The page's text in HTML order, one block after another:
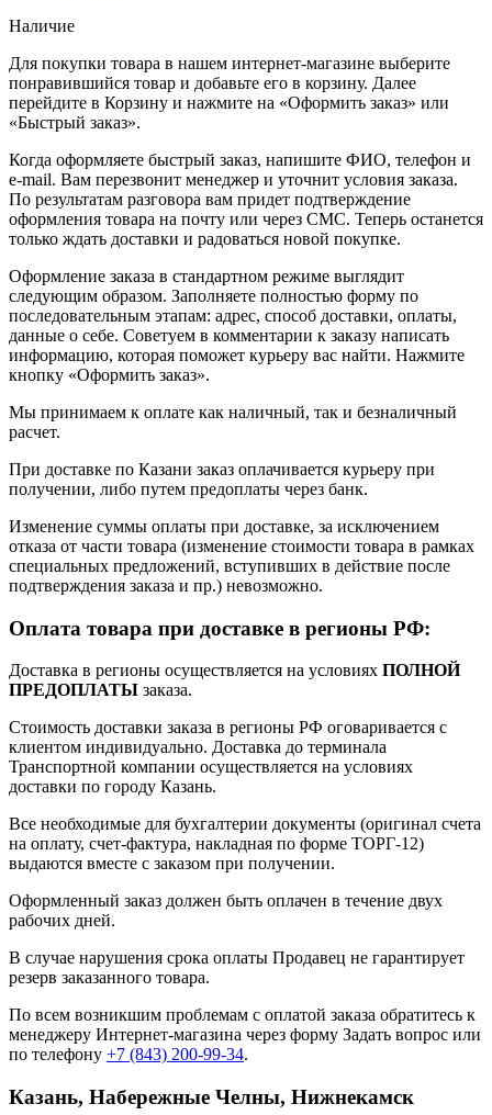
Наличие
Для покупки товара в нашем интернет-магазине выберите
понравившийся товар и добавьте его в корзину. Далее
перейдите в Корзину и нажмите на «Оформить заказ» или
«Быстрый заказ».
Когда оформляете быстрый заказ, напишите ФИО, телефон и
e-mail. Вам перезвонит менеджер и уточнит условия заказа.
По результатам разговора вам придет подтверждение
оформления товара на почту или через СМС. Теперь останется
только ждать доставки и радоваться новой покупке.
Оформление заказа в стандартном режиме выглядит
следующим образом. Заполняете полностью форму по
последовательным этапам: адрес, способ доставки, оплаты,
данные о себе. Советуем в комментарии к заказу написать
информацию, которая поможет курьеру вас найти. Нажмите
кнопку «Оформить заказ».
Мы принимаем к оплате как наличный, так и безналичный
расчет.
При доставке по Казани заказ оплачивается курьеру при
получении, либо путем предоплаты через банк.
Изменение суммы оплаты при доставке, за исключением
отказа от части товара (изменение стоимости товара в рамках
специальных предложений, вступивших в действие после
подтверждения заказа и пр.) невозможно.
Оплата товара при доставке в регионы РФ:
Доставка в регионы осуществляется на условиях ПОЛНОЙ
ПРЕДОПЛАТЫ заказа.
Стоимость доставки заказа в регионы РФ оговаривается с
клиентом индивидуально. Доставка до терминала
Транспортной компании осуществляется на условиях
доставки по городу Казань.
Все необходимые для бухгалтерии документы (оригинал счета
на оплату, счет-фактура, накладная по форме ТОРГ-12)
выдаются вместе с заказом при получении.
Оформленный заказ должен быть оплачен в течение двух
рабочих дней.
В случае нарушения срока оплаты Продавец не гарантирует
резерв заказанного товара.
По всем возникшим проблемам с оплатой заказа обратитесь к
менеджеру Интернет-магазина через форму Задать вопрос или
по телефону +7 (843) 200-99-34.
Казань, Набережные Челны, Нижнекамск